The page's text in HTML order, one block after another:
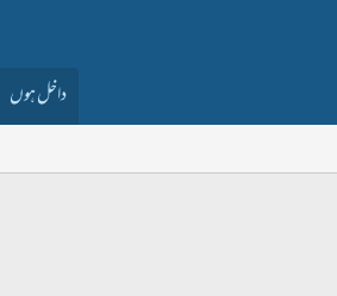
داخل ہوں